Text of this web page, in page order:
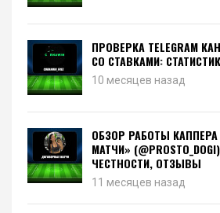
ПРОВЕРКА TELEGRAM
СО СТАВКАМИ:
10 месяцев назад
ОБЗОР РАБОТЫ
МАТЧИ»
ЧЕСТНОСТИ, ОТЗЫВЫ
11 месяцев назад